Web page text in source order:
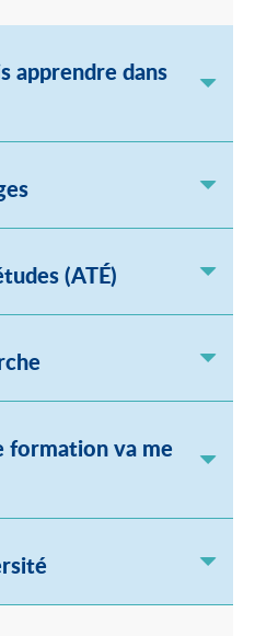
apprendre dans
(ATÉ)
formation va me